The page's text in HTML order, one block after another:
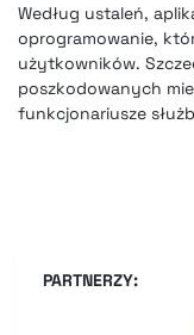
Według ustaleń,
oprogramowanie,
użytkowników.
poszkodowanych
funkcjonariusze
PARTNERZY: